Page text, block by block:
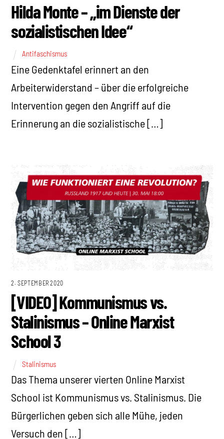
Hilda Monte – „im Dienste der
sozialistischen Idee“
Antifaschismus
Eine Gedenktafel erinnert an den
Arbeiterwiderstand – über die erfolgreiche
Intervention gegen den Angriff auf die
Erinnerung an die sozialistische […]
2. SEPTEMBER 2020
[VIDEO] Kommunismus vs.
Stalinismus – Online Marxist
School 3
Stalinismus
Das Thema unserer vierten Online Marxist
School ist Kommunismus vs. Stalinismus. Die
Bürgerlichen geben sich alle Mühe, jeden
Versuch den […]